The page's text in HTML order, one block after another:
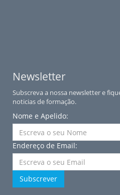
Newsletter
Subscreva a nossa newsletter e
noticias de formação.
Nome e Apelido:
Endereço de Email:
Subscrever